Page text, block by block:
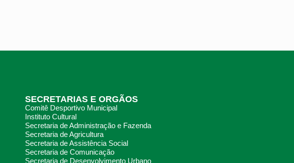
SECRETARIAS E ORGÃOS
Comitê Desportivo Municipal
Instituto Cultural
Secretaria de Administração e Fazenda
Secretaria de Agricultura
Secretaria de Assistência Social
Secretaria de Comunicação
Secretaria de Desenvolvimento Urbano